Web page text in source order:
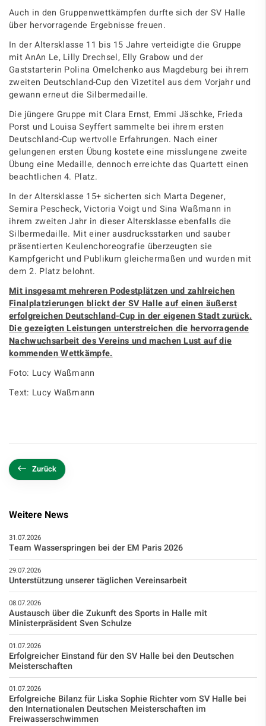
Auch in den Gruppenwettkämpfen durfte sich der SV Halle
über hervorragende Ergebnisse freuen.
In derAltersklasse 11 bis 15 Jahre verteidigte die Gruppe
mitAnAn Le, Lilly Drechsel, Elly Grabow und der
Gaststarterin Polina Omelchenkoaus Magdeburg bei ihrem
zweiten Deutschland-Cup den Vizetitel aus dem Vorjahrund
gewann erneut die Silbermedaille.
Die jüngere Gruppe mitClara Ernst, Emmi Jäschke, Frieda
Porst und Louisa Seyffertsammelte bei ihremersten
Deutschland-Cup wertvolle Erfahrungen. Nach einer
gelungenen ersten Übung kostete eine misslungene zweite
Übung eine Medaille, dennoch erreichte das Quartett einen
beachtlichen4. Platz.
In derAltersklasse 15+ sicherten sich Marta Degener,
Semira Pescheck, Victoria Voigtund Sina Waßmann in
ihrem zweiten Jahr in dieser Altersklasse ebenfalls die
Silbermedaille. Mit einer ausdrucksstarken und sauber
präsentierten Keulenchoreografie überzeugten sie
Kampfgericht und Publikum gleichermaßen und wurden mit
dem2. Platzbelohnt.
Mit insgesamt mehreren Podestplätzen und zahlreichen
Finalplatzierungen blickt der SV Halle auf einen äußerst
erfolgreichen Deutschland-Cup in der eigenen Stadt zurück.
Die gezeigten Leistungen unterstreichen die hervorragende
Nachwuchsarbeit des Vereins und machen Lust auf die
kommenden Wettkämpfe.
Foto: Lucy Waßmann
Text: Lucy Waßmann
Zurück
Weitere News
31.07.2026
Team Wasserspringen bei der EM Paris 2026
29.07.2026
Unterstützung unserer täglichen Vereinsarbeit
08.07.2026
Austausch über die Zukunft des Sports in Halle mit
Ministerpräsident Sven Schulze
01.07.2026
Erfolgreicher Einstand für den SV Halle bei den Deutschen
Meisterschaften
01.07.2026
Erfolgreiche Bilanz für Liska Sophie Richter vom SV Halle bei
den Internationalen Deutschen Meisterschaften im
Freiwasserschwimmen